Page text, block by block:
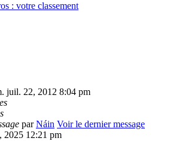
: votre classement
juil. 22, 2012 8:04 pm
parNáin Voir le dernier message
2025 12:21 pm